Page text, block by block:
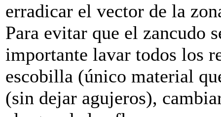
erradicar el vector de la
Para evitar que el zancudo
importante lavar todos los
escobilla (único material
(sin dejar agujeros),